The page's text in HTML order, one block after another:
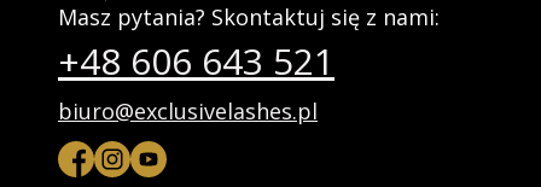
Masz pytania? Skontaktuj się z nami:
+48 606 643 521
biuro@exclusivelashes.pl